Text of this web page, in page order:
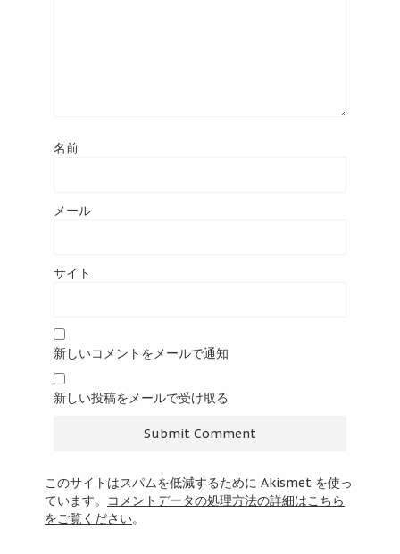
名前
メール
サイト
新しいコメントをメールで通知
新しい投稿をメールで受け取る
このサイトはスパムを低減するために Akismet を使っ
ています。
コメントデータの処理方法の詳細はこちら
をご覧ください。